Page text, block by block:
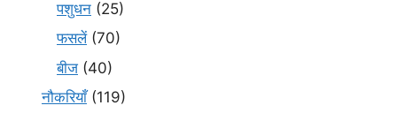
पशुधन (25)
फसलें(70)
बीज (40)
नौकरियाँ(119)